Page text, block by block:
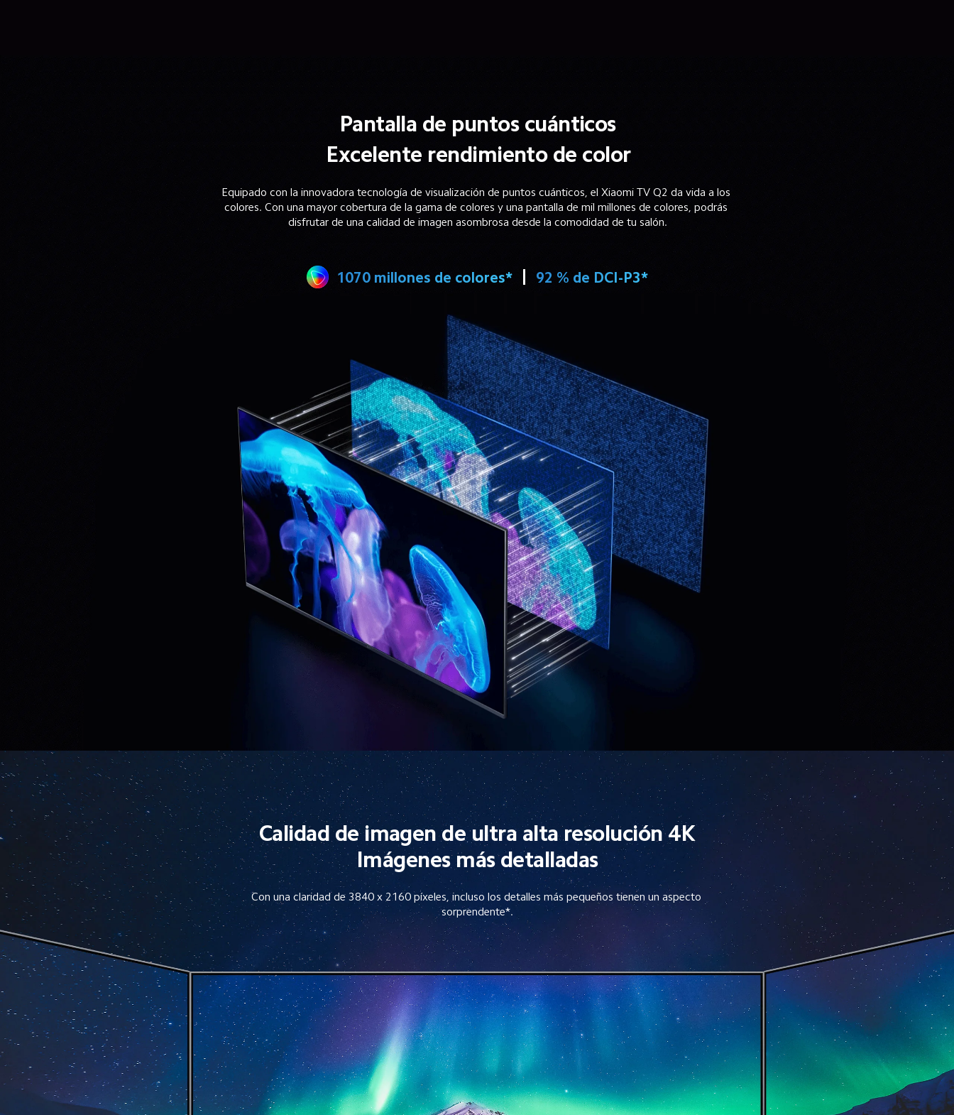
Pantalla de puntos cuánticos
Excelente rendimiento de color
Equipado con la innovadora tecnología de visualización de puntos cuánticos, el Xiaomi TV Q2 da vida a los
colores. Con una mayor cobertura de la gama de colores y una pantalla de mil millones de colores, podrás
disfrutar de una calidad de imagen asombrosa desde la comodidad de tu salón.
1070 millones de colores* 92 % de DCI-P3*
Calidad de imagen de ultra alta resolución 4K
Imágenes más detalladas
Con una claridad de 3840 x 2160 píxeles, incluso los detalles más pequeños tienen un aspecto
sorprendente*.